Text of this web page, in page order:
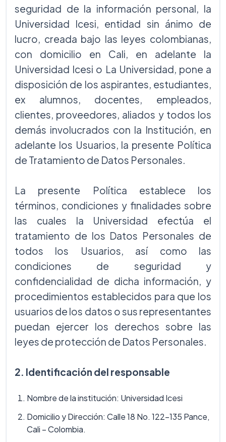
seguridad de la información personal, la
Universidad Icesi, entidad sin ánimo de
lucro, creada bajo las leyes colombianas,
con domicilio en Cali, en adelante la
Universidad Icesi o La Universidad, pone a
disposición de los aspirantes, estudiantes,
ex alumnos, docentes, empleados,
clientes, proveedores, aliados y todos los
demás involucrados con la Institución, en
adelante los Usuarios, la presente Política
de Tratamiento de Datos Personales.
La presente Política establece los
términos, condiciones y finalidades sobre
las cuales la Universidad efectúa el
tratamiento de los Datos Personales de
todos los Usuarios, así como las
condiciones de seguridad y
confidencialidad de dicha información, y
procedimientos establecidos para que los
usuarios de los datos o sus representantes
puedan ejercer los derechos sobre las
leyes de protección de Datos Personales.
2. Identificación del responsable
Nombre de la institución: Universidad Icesi
Domicilio y Dirección: Calle 18 No. 122-135 Pance,
Cali – Colombia.